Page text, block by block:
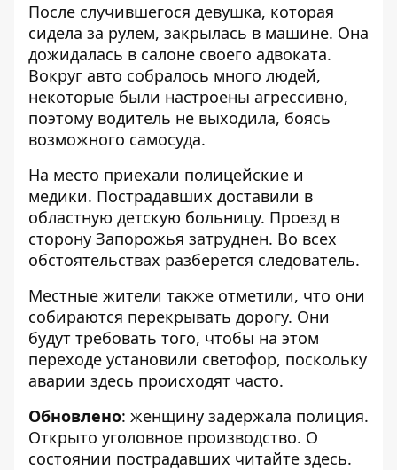
После случившегося девушка, которая
сидела за рулем, закрылась в машине. Она
дожидалась в салоне своего адвоката.
Вокруг авто собралось много людей,
некоторые были настроены агрессивно,
поэтому водитель не выходила, боясь
возможного самосуда.
На место приехали полицейские и
медики. Пострадавших доставили в
областную детскую больницу. Проезд в
сторону Запорожья затруднен. Во всех
обстоятельствах разберется следователь.
Местные жители также отметили, что они
собираются перекрывать дорогу. Они
будут требовать того, чтобы на этом
переходе установили светофор, поскольку
аварии здесь происходят часто.
Обновлено: женщину задержала полиция.
Открыто уголовное производство. О
состоянии пострадавших читайте здесь.